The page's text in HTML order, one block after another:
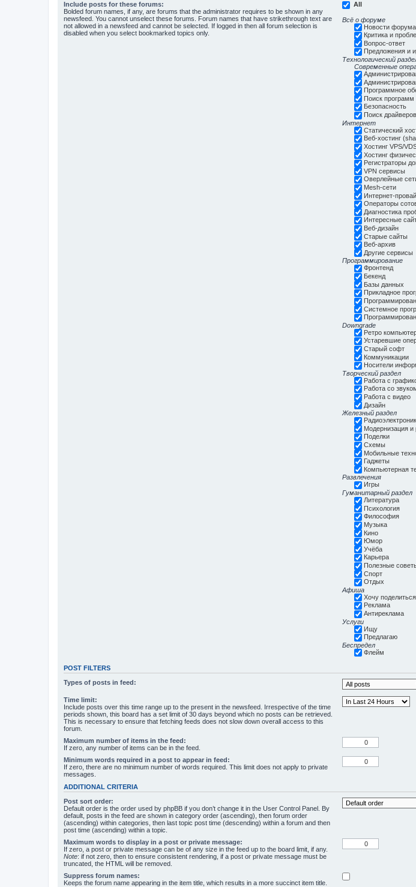
Include posts for these forums:
Bolded forum names, if any, are forums that the administrator requires to be shown in any
newsfeed. You cannot unselect these forums. Forum names that have strikethrough text are
not allowed in a newsfeed and cannot be selected. If logged in then all forum selection is
disabled when you select bookmarked topics only.
All
Всё о форуме
Новости форума
Критика и
Вопрос-ответ
Предложения и
Технологический
Современные
Программное
Поиск программ
Безопасность
Поиск драйверов
Интернет
Статический
Веб-хостинг
Хостинг VPS/
Хостинг
Регистраторы
VPN сервисы
Оверлейные
Mesh-сети
Интернет-
Операторы
Диагностика
Интересные
Веб-дизайн
Старые сайты
Веб-архив
Другие сервисы
Программирование
Фронтенд
Бекенд
Базы данных
Прикладное
Системное
Downgrade
Ретро
Устаревшие
Старый софт
Коммуникации
Носители
Творческий раздел
Работа с
Работа со
Работа с видео
Дизайн
Железный раздел
Модернизация и
Поделки
Схемы
Мобильные
Гаджеты
Компьютерная
Развлечения
Игры
Гуманитарный раздел
Литература
Психология
Философия
Музыка
Кино
Юмор
Учёба
Карьера
Полезные
Спорт
Отдых
Афиша
Хочу поделиться
Реклама
Антиреклама
Услуги
Ищу
Предлагаю
Беспредел
Флейм
POST FILTERS
Types of posts in feed:
Time limit:
Include posts over this time range up to the present in the newsfeed. Irrespective of the time
periods shown, this board has a set limit of 30 days beyond which no posts can be retrieved.
This is necessary to ensure that fetching feeds does not slow down overall access to this
forum.
Maximum number of items in the feed:
If zero, any number of items can be in the feed.
Minimum words required in a post to appear in feed:
If zero, there are no minimum number of words required. This limit does not apply to private
messages.
ADDITIONAL CRITERIA
Post sort order:
Default order is the order used by phpBB if you don’t change it in the User Control Panel. By
default, posts in the feed are shown in category order (ascending), then forum order
(ascending) within categories, then last topic post time (descending) within a forum and then
post time (ascending) within a topic.
Maximum words to display in a post or private message:
If zero, a post or private message can be of any size in the feed up to the board limit, if any.
Note: if not zero, then to ensure consistent rendering, if a post or private message must be
truncated, the HTML will be removed.
Suppress forum names:
Keeps the forum name appearing in the item title, which results in a more succinct item title.